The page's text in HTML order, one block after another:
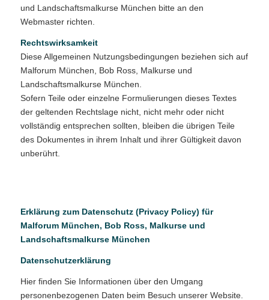
und Landschaftsmalkurse München bitte an den
Webmaster richten.
Rechtswirksamkeit
Diese Allgemeinen Nutzungsbedingungen beziehen sich auf
Malforum München, Bob Ross, Malkurse und
Landschaftsmalkurse München.
Sofern Teile oder einzelne Formulierungen dieses Textes
der geltenden Rechtslage nicht, nicht mehr oder nicht
vollständig entsprechen sollten, bleiben die übrigen Teile
des Dokumentes in ihrem Inhalt und ihrer Gültigkeit davon
unberührt.
Erklärung zum Datenschutz (Privacy Policy) für
Malforum München, Bob Ross, Malkurse und
Landschaftsmalkurse München
Datenschutzerklärung
Hier finden Sie Informationen über den Umgang
personenbezogenen Daten beim Besuch unserer Website.